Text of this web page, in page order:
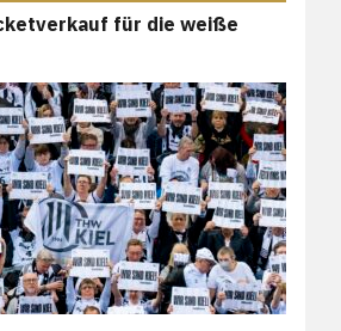
für die weiße